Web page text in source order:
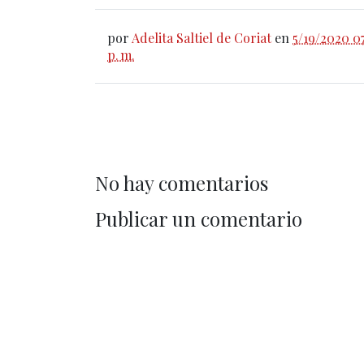
por Adelita Saltiel de Coriat en 5/19/2020
p. m.
No hay comentarios
Publicar un comentario